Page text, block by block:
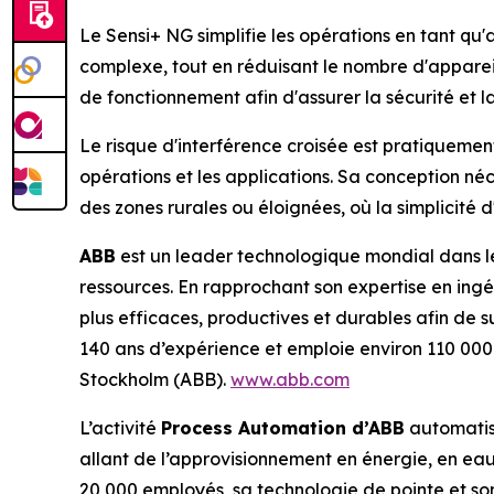
Le Sensi+ NG simplifie les opérations en tant
complexe, tout en réduisant le nombre
de fonctionnement afin d'assurer la sécurité et
Le risque d'interférence croisée est
opérations et les applications. Sa conception
des zones rurales ou éloignées, où la simplicité
ABB est un leader technologique mondial dans
ressources. En rapprochant son expertise en
plus efficaces, productives et durables afin de
140 ans d’expérience et emploie environ 110
Stockholm (ABB). www.abb.com
L’activité Process Automation d’ABB
allant de l’approvisionnement en énergie, en
20 000 employés, sa technologie de pointe et